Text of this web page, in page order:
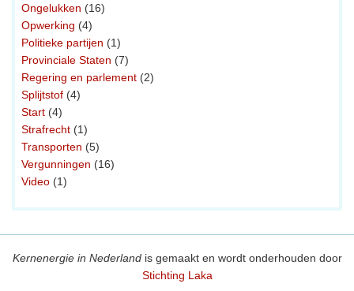
Ongelukken (16)
Opwerking (4)
Politieke partijen (1)
Provinciale Staten (7)
Regering en parlement (2)
Splijtstof (4)
Start (4)
Strafrecht (1)
Transporten (5)
Vergunningen (16)
Video (1)
Kernenergie in Nederlandis gemaakt en wordt onderhouden door
Stichting Laka